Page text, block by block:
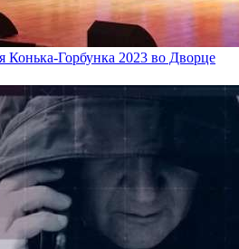
Конька-Горбунка 2023 во Дворце